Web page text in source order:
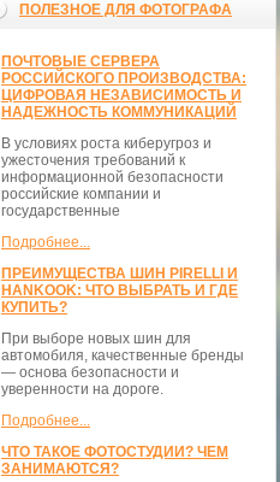
ПОЛЕЗНОЕ ДЛЯ ФОТОГРАФА
ПОЧТОВЫЕ СЕРВЕРА
РОССИЙСКОГО ПРОИЗВОДСТВА:
ЦИФРОВАЯ НЕЗАВИСИМОСТЬ И
НАДЕЖНОСТЬ КОММУНИКАЦИЙ
В условиях роста киберугроз и
ужесточения требований к
информационной безопасности
российские компании и
государственные
Подробнее...
ПРЕИМУЩЕСТВА ШИН PIRELLI И
HANKOOK: ЧТО ВЫБРАТЬ И ГДЕ
КУПИТЬ?
При выборе новых шин для
автомобиля, качественные бренды
— основа безопасности и
уверенности на дороге.
Подробнее...
ЧТО ТАКОЕ ФОТОСТУДИИ? ЧЕМ
ЗАНИМАЮТСЯ?